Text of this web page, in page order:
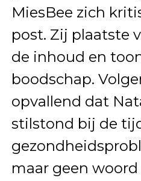
MiesBee zich
post. Zij plaatste
de inhoud en
boodschap.
opvallend dat
stilstond bij de
maar geen